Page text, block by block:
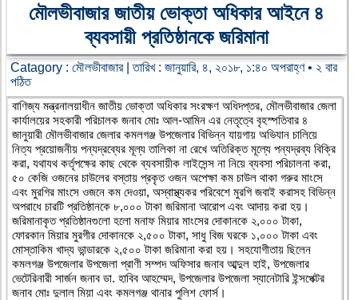
মৌলভীবাজার জাতীয় ভোক্তা অধিকার আইনে ৪
ব্যবসায়ী প্রতিষ্ঠানকে জরিমানা
Catagory : মৌলভীবাজার| তারিখ : জানুয়ারি, ৪, ২০১৮, ১:৪০ অপরাহ্ণ • ২ বার
পঠিত
বাণিজ্য মন্ত্রনালয়াধীন জাতীয় ভোক্তা অধিকার সংরক্ষণ অধিদপ্তর, মৌলভীবাজার জেলা
কার্যালয়ের সহকারী পরিচালক জনাব মোঃ আল-আমিন এর নেতৃত্বে বৃহস্পতিবার ৪
জানুয়ারী মৌলভীবাজার জেলার কমলগঞ্জ উপজেলার বিভিন্ন যায়গায় অভিযান চালিয়ে
নিত্য প্রয়োজনীয় পন্যদ্রব্যের মূল্য তালিকা না রেখে অতিরিক্ত মূল্যে পন্যদ্রব্য বিক্রি
করা, যথাযথ কর্তৃপক্ষের কাছ থেকে ব্যবসায়ীক লাইসেন্স না নিয়ে ব্যবসা পরিচালনা করা,
৫০ কেজি ওজনের চাউলের বস্তায় প্রকৃত ওজন অপেক্ষা কম চাউল থাকা গরুর মাংসে
এবং মুরগির মাংসে ওজনে কম দেওয়া, অস্বাস্থ্যকর পরিবেশে মুরগি জবাই করাসহ বিভিন্ন
অপরাধে চারটি প্রতিষ্ঠানকে ৮,০০০ টাকা জরিমানা আরোপ এবং আদায় করা হয়।
জরিমানাকৃত প্রতিষ্ঠানগুলো হলো মনাফ মিয়ার মাংসের দোকানকে ২,০০০ টাকা,
ফোরকান মিয়ার মুরগীর দোকানকে ২,৫০০ টাকা, সাধু বিজ ঘরকে ১,০০০ টাকা এবং
মোস্তাকিম খাদ্য ভান্ডারকে ২,৫০০ টাকা জরিমানা করা হয়। সহযোগীতায় ছিলেন
কমলগঞ্জ উপজেলার উপজেলা প্রাণী সম্পদ অফিসার জনাব আব্দুল হাই, উপজেলার
ভেটেরিনারী সার্জন জনাব ডা. হাবিব আহম্মেদ, উপজেলার উপজেলা স্যানেটারি ইন্সপেক্টর
জনাব মোঃ দুলাল মিয়া এবং কমলগঞ্জ থানার পুলিশ ফোর্স।